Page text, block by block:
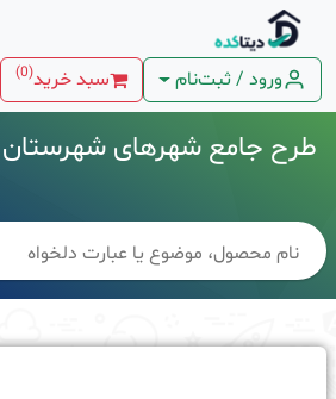
ورود / ثبت‌نام سبد خرید(
0
)
طرح جامع شهرهای شهرستان